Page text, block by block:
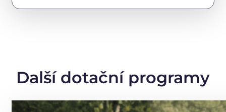
Další dotační programy